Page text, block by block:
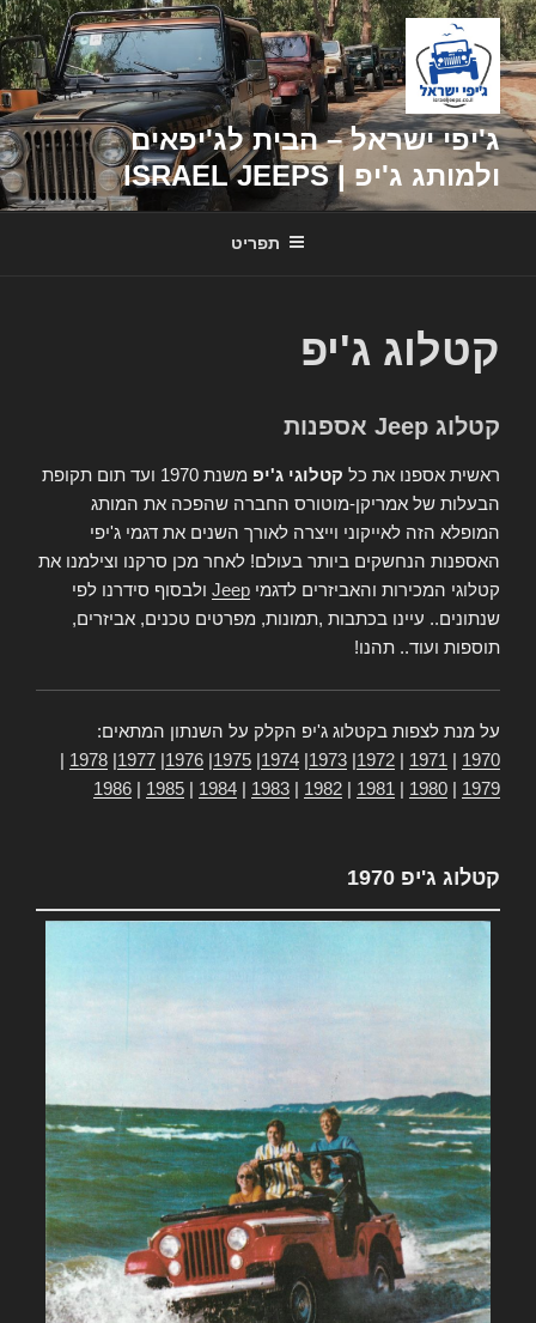
דילוג
לתוכן
ג'יפי ישראל – הבית לג'יפאים
ולמותג ג'יפ | ISRAEL JEEPS
תפריט
קטלוג ג'יפ
קטלוג Jeep אספנות
ראשית אספנו את כל קטלוגי ג'יפ
משנת 1970 ועד תום תקופת
הבעלות של אמריקן-מוטורס החברה שהפכה את המותג
המופלא הזה לאייקוני וייצרה לאורך השנים את דגמי ג'יפי
האספנות הנחשקים ביותר בעולם! לאחר מכן סרקנו וצילמנו את
קטלוגי המכירות והאביזרים לדגמי Jeep ולבסוף סידרנו לפי
שנתונים.. עיינו בכתבות ,תמונות, מפרטים טכנים, אביזרים,
תוספות ועוד.. תהנו!
על מנת לצפות בקטלוג ג'יפ הקלק על השנתון המתאים:
1970
1971
1972
1973
1974
1975
1976
1977
1978
1979
1980
1981
1982
1983
1984
1985
1986
קטלוג ג'יפ 1970